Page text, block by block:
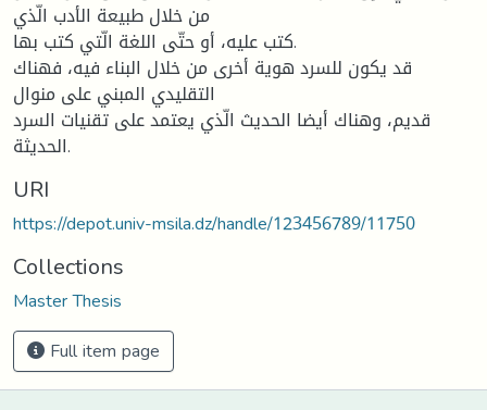
من خلال طبیعة الأدب الّذي
كتب علیه، أو حتّى اللغة الّتي كتب بها.
قد یكون للسرد هویة أخرى من خلال البناء فیه، فهناك
التقلیدي المبني على منوال
قدیم، وهناك أیضا الحدیث الّذي یعتمد على تقنیات السرد
الحدیثة.
URI
https://depot.univ-msila.dz/handle/123456789/11750
Collections
Master Thesis
Full item page